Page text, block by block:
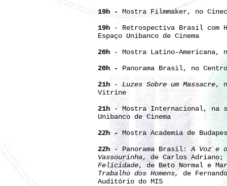
19h - Mostra Filmmaker, no
19h - Retrospectiva Brasil com
Espaço Unibanco de Cinema
20h - Mostra Latino-Americana,
20h - Panorama Brasil, no
21h - Luzes Sobre um Massacre,
Vitrine
21h - Mostra Internacional, na
Unibanco de Cinema
22h - Mostra Academia de
22h- Panorama Brasil:A Voz e
Vassourinha, de Carlos Adriano;
Felicidade, de Beto Normal e
Trabalho dos Homens, de
Auditório do MIS